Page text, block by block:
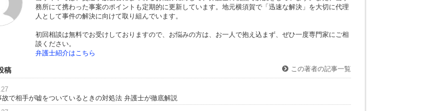
運営者情報
島武広
当サイトでは、交通事故被害にまつわるお悩みに対して、弁護士の視点で解説をしています。また、当事
務所にて携わった事案のポイントも定期的に更新しています。地元横須賀で「迅速な解決」を大切に代理
人として事件の解決に向けて取り組んでいます。
初回相談は無料でお受けしておりますので、お悩みの方は、お一人で抱え込まず、ぜひ一度専門家にご相